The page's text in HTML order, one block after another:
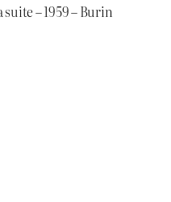
– 1959 – Burin